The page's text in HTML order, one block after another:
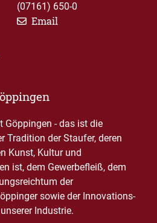
(07161) 650-0
Email
Göppingen - das ist die
Tradition der Staufer, deren
Kunst, Kultur und
ist, dem Gewerbefleiß, dem
der
sowie der Innovations-
Industrie.